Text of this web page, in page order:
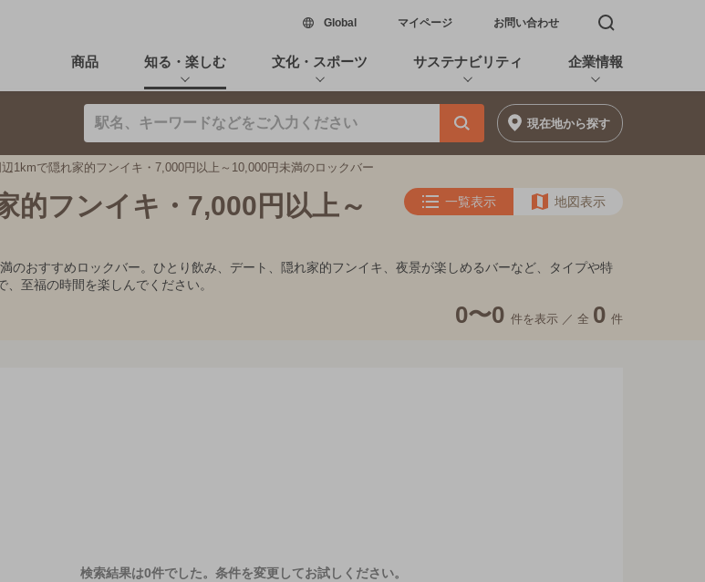
Global新しいウィンドウで開く
マイページ お問い合わせ 検索窓を開く
商品 知る・楽しむ 文化・スポーツ サステナビリティ 企業情報
現在地から探す
1kmで隠れ家的フンイキ・7,000円以上～10,000円未満のロックバー
的フンイキ・7,000円以上～
一覧表示 地図表示
おすすめロックバー。ひとり飲み、デート、隠れ家的フンイキ、夜景が楽しめるバーなど、タイプや特
至福の時間を楽しんでください。
0〜0 件を表示 ／ 全 0 件
検索結果は0件でした。 条件を変更してお試しください。